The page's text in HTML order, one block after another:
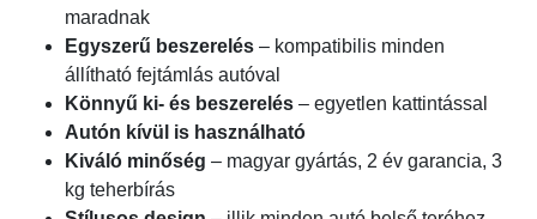
maradnak
Egyszerű beszerelés – kompatibilis minden
állítható fejtámlás autóval
Könnyű ki- és beszerelés – egyetlen kattintással
Autón kívül is használható
Kiváló minőség – magyar gyártás, 2 év garancia, 3
kg teherbírás